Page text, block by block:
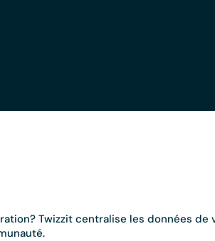
Twizzit centralise les données de